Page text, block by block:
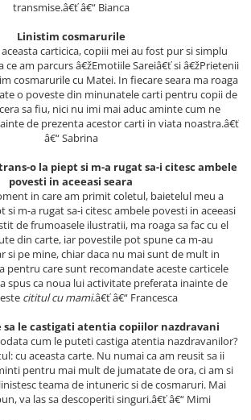
scolare
scolare
Geometrie
transmise.â€ť â€“ Bianca
Linistim cosmarurile
carticica, copiii mei au fost pur si simplu
ce am parcurs â€žEmotiile Sareiâ€ť si â€žPrietenii
cosmarurile cu Matei. In fiecare seara ma roaga
o poveste din minunatele carti pentru copii de
sa fiu, nici nu imi mai aduc aminte cum ne
de prezenta acestor carti in viata noastra.â€ť
â€“ Sabrina
o la piept si m-a rugat sa-i citesc ambele
povesti in aceeasi seara
in care am primit coletul, baietelul meu a
si m-a rugat sa-i citesc ambele povesti in aceeasi
de frumoasele ilustratii, ma roaga sa fac cu el
din carte, iar povestile pot spune ca m-au
si pe mine, chiar daca nu mai sunt de mult in
pentru care sunt recomandate aceste carticele
spus ca noua lui activitate preferata inainte de
cititul cu mami.â€ť â€“ Francesca
sa le castigati atentia copiilor nazdravani
cum le puteti castiga atentia nazdravanilor?
cu aceasta carte. Nu numai ca am reusit sa ii
pentru mai mult de jumatate de ora, ci am si
teama de intuneric si de cosmaruri. Mai
va las sa descoperiti singuri.â€ť â€“ Mimi